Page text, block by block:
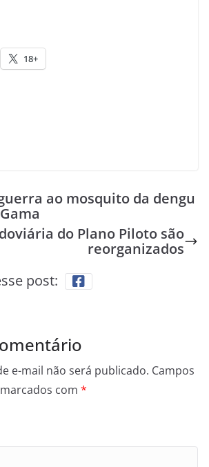
18+
ao mosquito da dengu
do Plano Piloto são
reorganizados
post:
e-mail não será publicado. Campos
com *